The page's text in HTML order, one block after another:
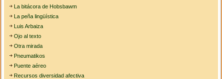
La bitácora de Hobsbawm
La peña lingüística
Luis Arbaiza
Ojo al texto
Otra mirada
Pneumatikos
Puente aéreo
Recursos diversidad afectiva